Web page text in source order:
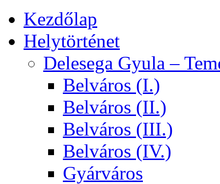
Kezdőlap
Helytörténet
Delesega Gyula –
Belváros (I.)
Belváros (II.)
Belváros (III.)
Belváros (IV.)
Gyárváros